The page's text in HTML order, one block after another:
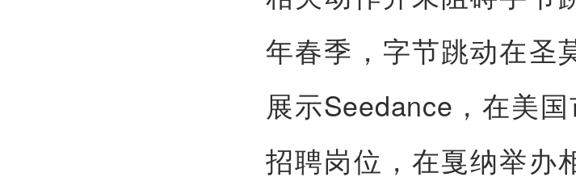
年春季，字节跳动在圣
展示Seedance，在美
招聘岗位，在戛纳举办